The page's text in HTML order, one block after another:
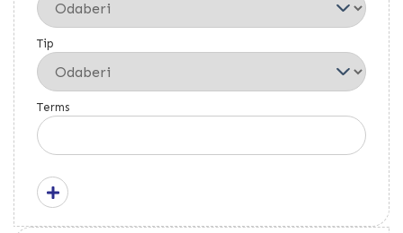
Tip
Terms